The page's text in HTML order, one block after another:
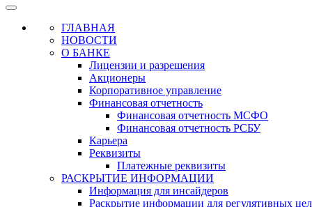
ГЛАВНАЯ
НОВОСТИ
О БАНКЕ
Лицензии и разрешения
Акционеры
Корпоративное управление
Финансовая отчетность
Финансовая отчетность МСФО
Финансовая отчетность РСБУ
Карьера
Реквизиты
Платежные реквизиты
РАСКРЫТИЕ ИНФОРМАЦИИ
Информация для инсайдеров
Раскрытие информации для регулятивных